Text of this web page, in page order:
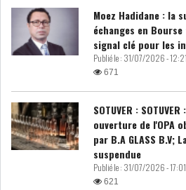
LE DÉFICIT
CREUSE À
IRADA :
FONDATION
Moez Hadidane : la
échanges en
signal clé pour les
Publié le : 31/07/2026 - 12:21
671
SOTUVER :
ouverture de l'OPA
par B.A GLASS B.V;
suspendue
Publié le : 31/07/2026 - 17:01
621